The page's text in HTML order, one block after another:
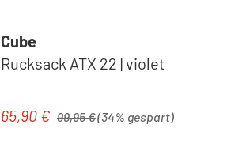
Cube
Rucksack ATX 22 | violet
Verkaufspreis:
65,90 € 99,95 €(34% gespart)